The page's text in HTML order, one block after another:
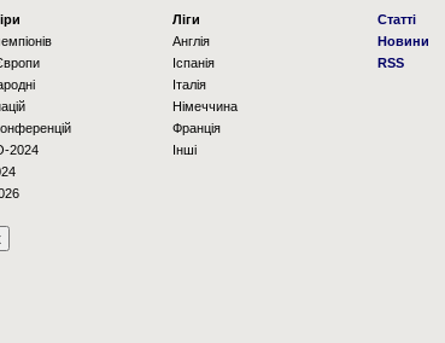
2024
Ліги
Англія
Іспанія
Італія
Німеччина
Франція
Інші
Статті
Новини
RSS